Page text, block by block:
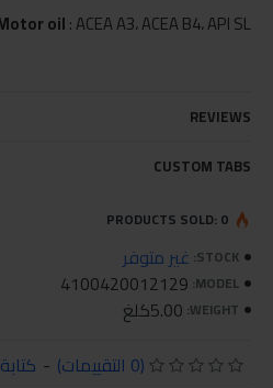
oil: ACEA A3، ACEA B4، API SL
REVIEWS
CUSTOM TABS
STOCK: غير متوفر
MODEL:
4100420012129
WEIGHT: 5.00كلغ
PRODUCTS SOLD: 0
(0 التقييمات) -